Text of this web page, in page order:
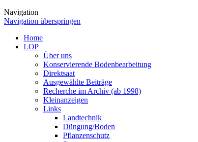
Navigation
Navigation überspringen
Home
LOP
Über uns
Konservierende Bodenbearbeitung
Direktsaat
Ausgewählte Beiträge
Recherche im Archiv (ab 1998)
Kleinanzeigen
Links
Landtechnik
Düngung/Boden
Pflanzenschutz